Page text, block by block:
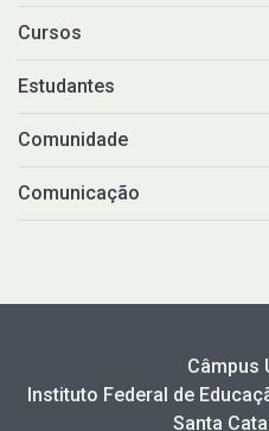
Cursos
Estudantes
Comunidade
Comunicação
Câmpus
Instituto Federal de
Santa